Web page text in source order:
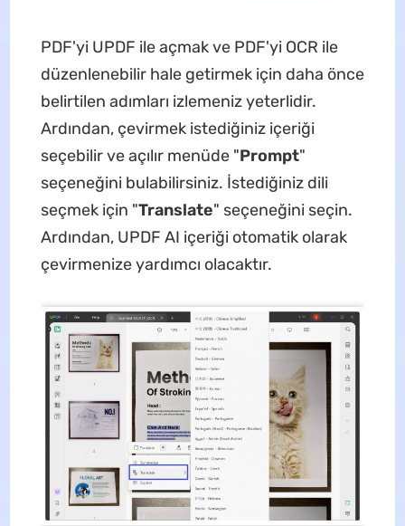
PDF'yi UPDF ile açmak ve PDF'yi OCR ile
düzenlenebilir hale getirmek için daha önce
belirtilen adımları izlemeniz yeterlidir.
Ardından, çevirmek istediğiniz içeriği
seçebilir ve açılır menüde "Prompt"
seçeneğini bulabilirsiniz. İstediğiniz dili
seçmek için "Translate" seçeneğini seçin.
Ardından, UPDF AI içeriği otomatik olarak
çevirmenize yardımcı olacaktır.